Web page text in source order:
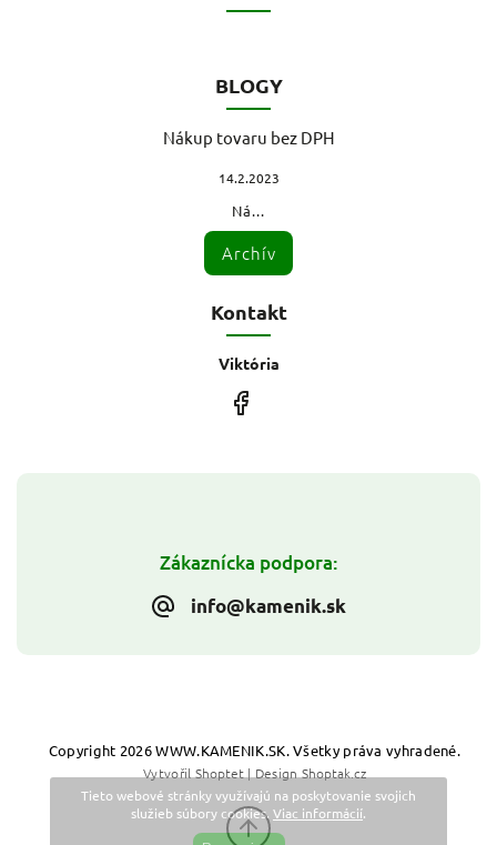
Tieto webové stránky využívajú na poskytovanie svojich
služieb súbory cookies. Viac informácií.
Zákaznícka podpora:
info@kamenik.sk
BLOGY
Nákup tovaru bez DPH
14.2.2023
Ná...
Archív
Kontakt
Viktória
Copyright 2026WWW.KAMENIK.SK. Všetky práva vyhradené.
Vytvořil Shoptet| Design Shoptak.cz